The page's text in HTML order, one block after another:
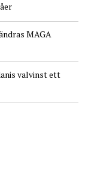
MAGA
valvinst ett